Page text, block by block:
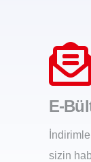
E-
sizin